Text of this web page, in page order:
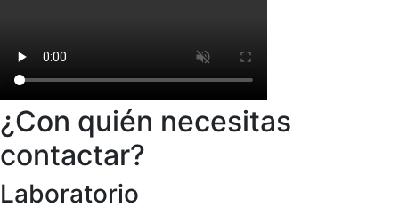
¿Con quién necesitas
contactar?
Laboratorio